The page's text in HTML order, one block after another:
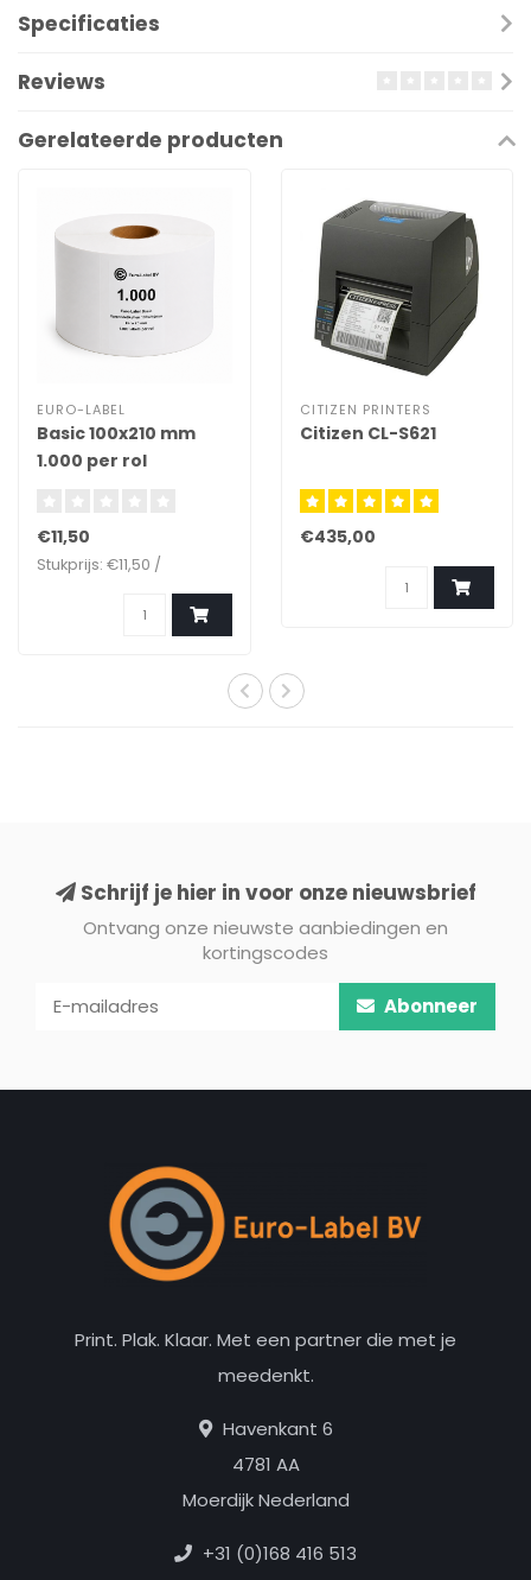
Specificaties
Reviews
Gerelateerde producten
EURO-LABEL
Basic 100x210 mm
1.000 per rol
€11,50
Stukprijs: €11,50 /
CITIZEN PRINTERS
Citizen CL-S621
€435,00
Schrijf je hier in voor onze nieuwsbrief
Ontvang onze nieuwste aanbiedingen en
kortingscodes
Abonneer
Print. Plak. Klaar. Met een partner die met je
meedenkt.
Havenkant 6
4781 AA
Moerdijk Nederland
+31 (0)168 416 513